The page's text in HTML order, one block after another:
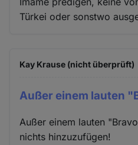
Türkei oder sonstwo
Kay Krause (nicht überprüft)
Außer einem lauten
Außer einem lauten
nichts hinzuzufügen!